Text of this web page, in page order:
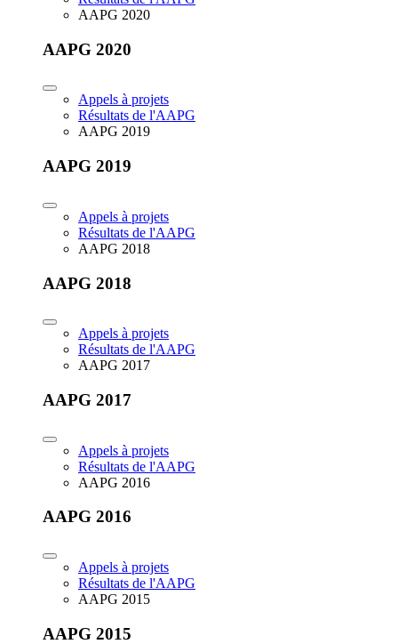
AAPG 2020
AAPG 2020
Appels à projets
Résultats de l'AAPG
AAPG 2019
AAPG 2019
Appels à projets
Résultats de l'AAPG
AAPG 2018
AAPG 2018
Appels à projets
Résultats de l'AAPG
AAPG 2017
AAPG 2017
Appels à projets
Résultats de l'AAPG
AAPG 2016
AAPG 2016
Appels à projets
Résultats de l'AAPG
AAPG 2015
AAPG 2015